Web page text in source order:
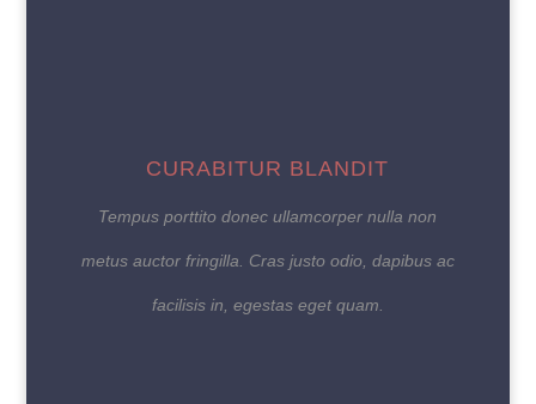
CURABITUR BLANDIT
Tempus porttito donec ullamcorper nulla non
metus auctor fringilla. Cras justo odio, dapibus ac
facilisis in, egestas eget quam.